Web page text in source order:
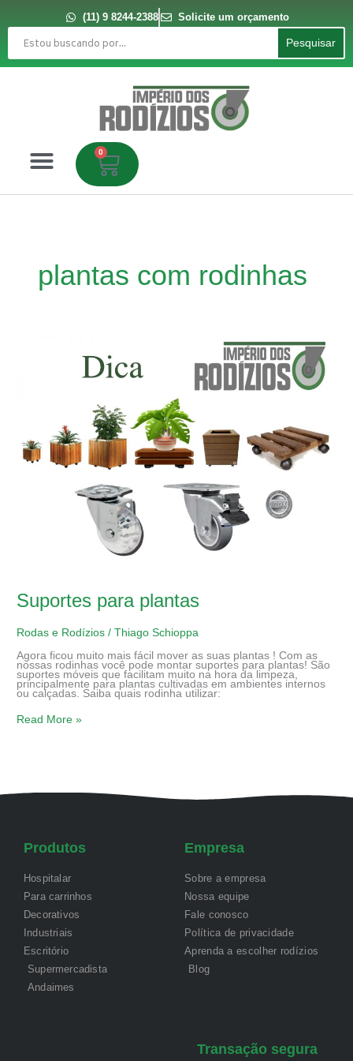
conteúdo
(11) 9 8244-2388
Solicite um orçamento
Pesquisar
Pesquisar
0
Carrinho
plantas com rodinhas
Suportes para plantas
Rodas e Rodízios /Thiago Schioppa
Agora ficou muito mais fácil mover as suas plantas ! Com as
nossas rodinhas você pode montar suportes para plantas! São
suportes móveis que facilitam muito na hora da limpeza,
principalmente para plantas cultivadas em ambientes internos
ou calçadas. Saiba quais rodinha utilizar:
Read More »
Produtos
Hospitalar
Para carrinhos
Decorativos
Industriais
Escritório
Supermercadista
Andaimes
Empresa
Sobre a empresa
Nossa equipe
Fale conosco
Política de privacidade
Aprenda a escolher rodízios
Blog
Transação segura